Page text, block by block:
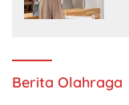
Berita Olahraga